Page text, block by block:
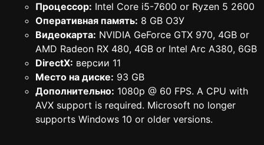
Процессор: Intel Core i5-7600 or Ryzen 5 2600
Оперативная память: 8 GB ОЗУ
Видеокарта: NVIDIA GeForce GTX 970, 4GB or
AMD Radeon RX 480, 4GB or Intel Arc A380, 6GB
DirectX: версии 11
Место на диске: 93 GB
Дополнительно: 1080p @ 60 FPS. A CPU with
AVX support is required. Microsoft no longer
supports Windows 10 or older versions.